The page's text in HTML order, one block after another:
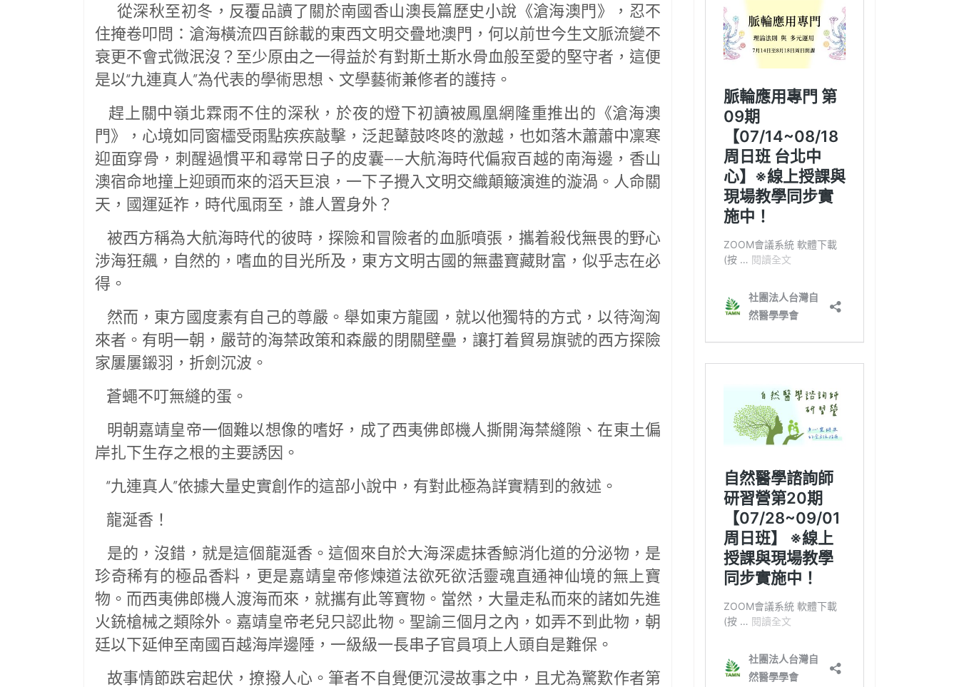
從深秋至初冬，反覆品讀了關於南國香山澳長篇歷史小說《滄海澳門》，忍不
住掩卷叩問：滄海橫流四百餘載的東西文明交疊地澳門，何以前世今生文脈流變不
衰更不會式微泯沒？至少原由之一得益於有對斯土斯水骨血般至愛的堅守者，這便
是以“九連真人”為代表的學術思想、文學藝術兼修者的護持。
趕上關中嶺北霖雨不住的深秋，於夜的燈下初讀被鳳凰網隆重推出的《滄海澳
門》，心境如同窗櫺受雨點疾疾敲擊，泛起鼙鼓咚咚的激越，也如落木蕭蕭中凜寒
迎面穿骨，刺醒過慣平和尋常日子的皮囊——大航海時代偏寂百越的南海邊，香山
澳宿命地撞上迎頭而來的滔天巨浪，一下子攪入文明交織顛簸演進的漩渦。人命關
天，國運延祚，時代風雨至，誰人置身外？
被西方稱為大航海時代的彼時，探險和冒險者的血脈噴張，攜着殺伐無畏的野心
涉海狂飆，自然的，嗜血的目光所及，東方文明古國的無盡寶藏財富，似乎志在必
得。
然而，東方國度素有自己的尊嚴。舉如東方龍國，就以他獨特的方式，以待洶洶
來者。有明一朝，嚴苛的海禁政策和森嚴的閉關壁壘，讓打着貿易旗號的西方探險
家屢屢鎩羽，折劍沉波。
蒼蠅不叮無縫的蛋。
明朝嘉靖皇帝一個難以想像的嗜好，成了西夷佛郎機人撕開海禁縫隙、在東土偏
岸扎下生存之根的主要誘因。
“九連真人”依據大量史實創作的這部小說中，有對此極為詳實精到的敘述。
龍涎香！
是的，沒錯，就是這個龍涎香。這個來自於大海深處抹香鯨消化道的分泌物，是
珍奇稀有的極品香料，更是嘉靖皇帝修煉道法欲死欲活靈魂直通神仙境的無上寶
物。而西夷佛郎機人渡海而來，就攜有此等寶物。當然，大量走私而來的諸如先進
火銃槍械之類除外。嘉靖皇帝老兒只認此物。聖諭三個月之內，如弄不到此物，朝
廷以下延伸至南國百越海岸邊陲，一級級一長串子官員項上人頭自是難保。
故事情節跌宕起伏，撩撥人心。筆者不自覺便沉浸故事之中，且尤為驚歎作者第